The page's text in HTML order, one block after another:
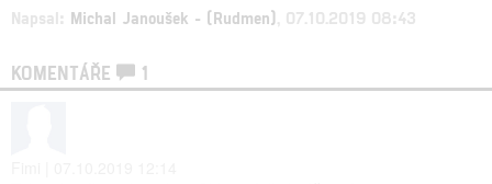
Napsal: Michal Janoušek - (Rudmen) , 07.10.2019 08:43
KOMENTÁŘE 1